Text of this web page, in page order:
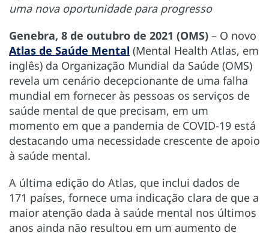
uma nova oportunidade para progresso
Genebra, 8 de outubro de 2021 (OMS) – O novo
Atlas de Saúde Mental (Mental Health Atlas, em
inglês) da Organização Mundial da Saúde (OMS)
revela um cenário decepcionante de uma falha
mundial em fornecer às pessoas os serviços de
saúde mental de que precisam, em um
momento em que a pandemia de COVID-19 está
destacando uma necessidade crescente de apoio
à saúde mental.
A última edição do Atlas, que inclui dados de
171 países, fornece uma indicação clara de que a
maior atenção dada à saúde mental nos últimos
anos ainda não resultou em um aumento de